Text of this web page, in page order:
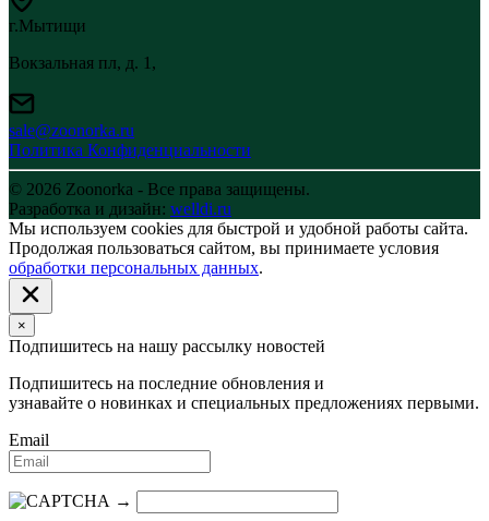
г.Мытищи
Вокзальная пл, д. 1,
sale@zoonorka.ru
Политика Конфиденциальности
© 2026 Zoonorka - Все права защищены.
Разработка и дизайн: welldi.ru
Мы используем cookies для быстрой и удобной работы сайта.
Продолжая пользоваться сайтом, вы принимаете условия
обработки персональных данных.
×
Подпишитесь на нашу рассылку новостей
Подпишитесь на последние обновления и
узнавайте о новинках и специальных предложениях первыми.
Email
→